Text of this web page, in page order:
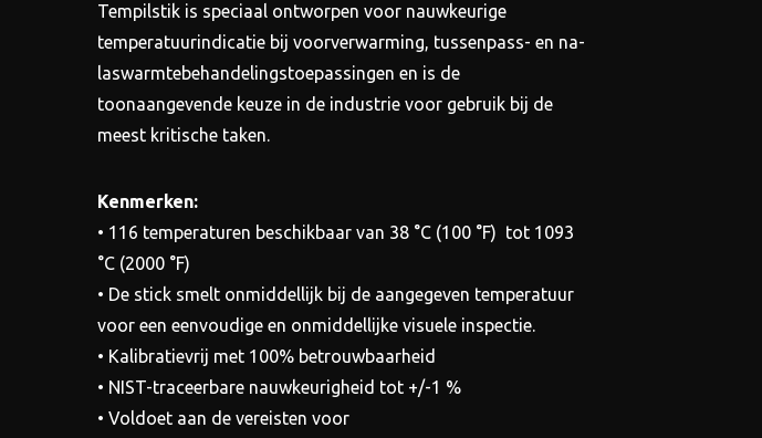
Tempilstik is speciaal ontworpen voor nauwkeurige
temperatuurindicatie bij voorverwarming, tussenpass- en na-
laswarmtebehandelingstoepassingen en is de
toonaangevende keuze in de industrie voor gebruik bij de
meest kritische taken.
Kenmerken:
• 116 temperaturen beschikbaar van 38 °C (100 °F) tot 1093
°C (2000 °F)
• De stick smelt onmiddellijk bij de aangegeven temperatuur
voor een eenvoudige en onmiddellijke visuele inspectie.
• Kalibratievrij met 100% betrouwbaarheid
• NIST-traceerbare nauwkeurigheid tot +/-1 %
• Voldoet aan de vereisten voor